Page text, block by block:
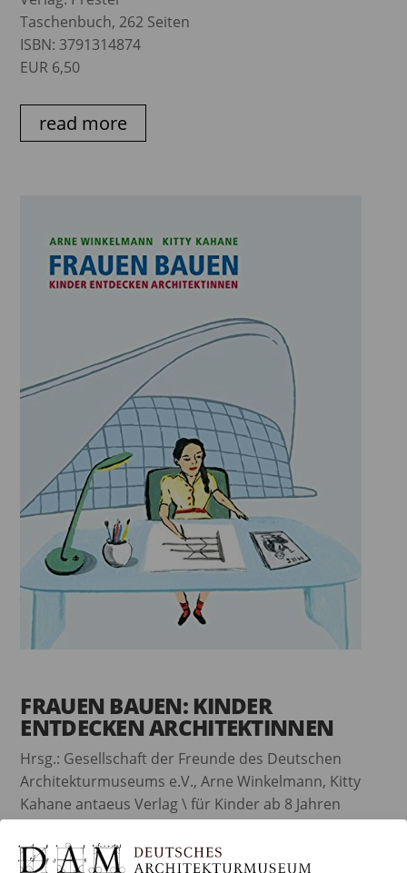
Taschenbuch, 262 Seiten
ISBN: 3791314874
EUR 6,50
read more
FRAUEN BAUEN: KINDER
ENTDECKEN ARCHITEKTINNEN
Hrsg.: Gesellschaft der Freunde des Deutschen
Architekturmuseums e.V., Arne Winkelmann, Kitty
Kahane antaeus Verlag \ für Kinder ab 8 Jahren
Museumsshop für EUR 5